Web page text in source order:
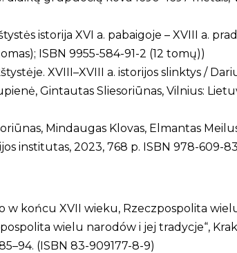
istorija XVI a. pabaigoje – XVIII a.
ISBN 9955-584-91-2 (12 tomų))
XVIII–XVIII a. istorijos slinktys /
Gintautas Sliesoriūnas, Vilnius:
Mindaugas Klovas, Elmantas
institutas, 2023, 768 p. ISBN 978-609-
końcu XVII wieku, Rzeczpospolita
wielu narodów i jej tradycje“,
(ISBN 83-909177-8-9)